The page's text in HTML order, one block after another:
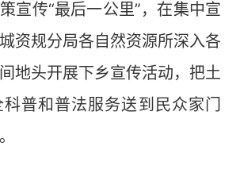
传“最后一公里”，在集中宣
资规分局各自然资源所深入各
地头开展下乡宣传活动，把土
普和普法服务送到民众家门